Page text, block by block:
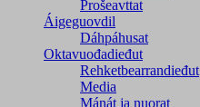
Prošeavttat
Áigeguovdil
Dáhpáhusat
Oktavuođadieđut
Rehketbearrandieđut
Media
Mánát ja nuorat